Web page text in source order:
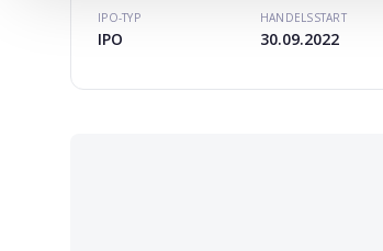
IPO-TYP
IPO
HANDELSSTART
30.09.2022